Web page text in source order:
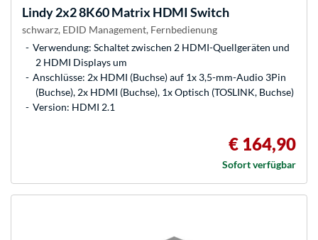
Lindy2x2 8K60 Matrix HDMI Switch
schwarz, EDID Management, Fernbedienung
Verwendung: Schaltet zwischen 2 HDMI-Quellgeräten und
2 HDMI Displays um
Anschlüsse: 2x HDMI (Buchse) auf 1x 3,5-mm-Audio 3Pin
(Buchse), 2x HDMI (Buchse), 1x Optisch (TOSLINK, Buchse)
Version: HDMI 2.1
€ 164,90
Sofort verfügbar